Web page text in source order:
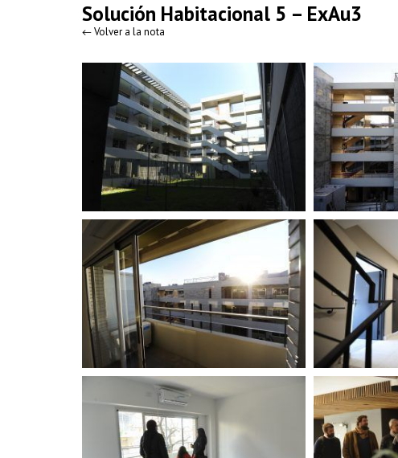
Solución Habitacional 5 – ExAu3
← Volver a la nota